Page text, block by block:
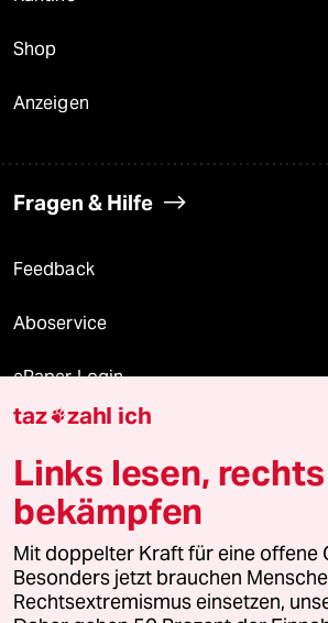
Shop
Anzeigen
Fragen & Hilfe
Feedback
Aboservice
ePaper Login
Downloads für Abonnierende
© 2026 taz Verlags und Vertriebs GmbH
Alle Rechte vorbehalten. Bei rechtlichen Fragen
wenden Sie sich bitte an lizenzen@taz.de
taz zahl ich
Links lesen, rechts
bekämpfen
Mit doppelter Kraft für eine offene
Besonders jetzt brauchen
Rechtsextremismus einsetzen,